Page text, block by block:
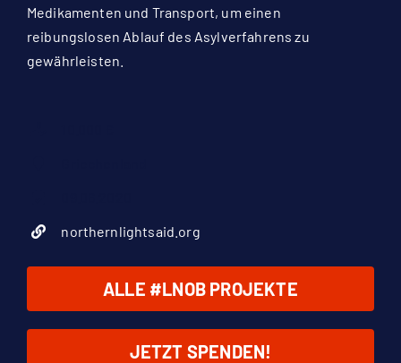
Medikamenten und Transport, um einen
reibungslosen Ablauf des Asylverfahrens zu
gewährleisten.
northernlightsaid.org
ALLE #LNOB PROJEKTE
JETZT SPENDEN!